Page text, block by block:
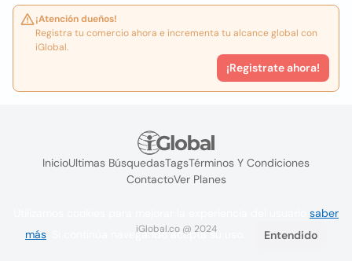
¡Atención dueños!
Registra tu comercio ahora e incrementa tu alcance global con
iGlobal.
¡Registrate ahora!
InicioUltimas BúsquedasTagsTérminos Y Condiciones
ContactoVer Planes
iGlobal.co @ 2024
saber
más . Si continúa navegando acepta su uso. Entendido